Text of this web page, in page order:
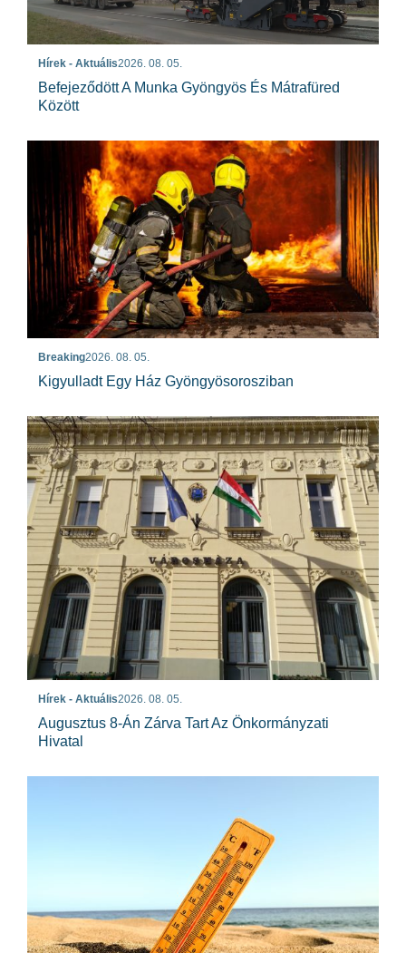
Hírek - Aktuális2026. 08. 05.
Befejeződött A Munka Gyöngyös És Mátrafüred
Között
Breaking2026. 08. 05.
Kigyulladt Egy Ház Gyöngyösorosziban
Hírek - Aktuális2026. 08. 05.
Augusztus 8-Án Zárva Tart Az Önkormányzati
Hivatal